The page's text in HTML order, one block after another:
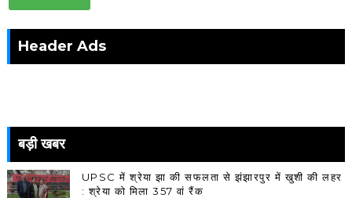
Header Ads
बड़ी खबर
UPSC में श्रेया झा की सफलता से झंझारपुर में खुशी की लहर
: श्रेया को मिला 357 वां रैंक